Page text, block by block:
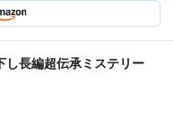
し長編超伝承ミステリー